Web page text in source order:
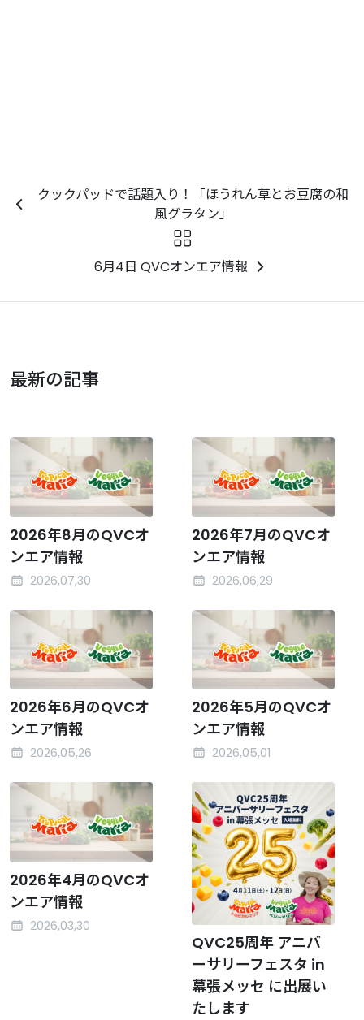
クックパッドで話題入り！「ほうれん草とお豆腐の和
風グラタン」
6月4日 QVCオンエア情報
最新の記事
2026年8月のQVCオ
ンエア情報
2026,07,30
2026年7月のQVCオ
ンエア情報
2026,06,29
2026年6月のQVCオ
ンエア情報
2026,05,26
2026年5月のQVCオ
ンエア情報
2026,05,01
2026年4月のQVCオ
ンエア情報
2026,03,30
QVC25周年 アニバ
ーサリーフェスタ in
幕張メッセ に出展い
たします